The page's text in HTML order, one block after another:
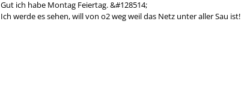
Gut ich habe Montag Feiertag. &#128514;
Ich werde es sehen, will von o2 weg weil das Netz unter aller Sau ist!